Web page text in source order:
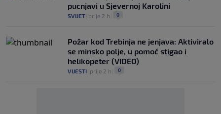
pucnjavi u Sjevernoj Karolini
SVIJET prije 2 h 0
Požar kod Trebinja ne jenjava: Aktiviralo
se minsko polje, u pomoć stigao i
helikopeter (VIDEO)
VIJESTI prije 2 h 0